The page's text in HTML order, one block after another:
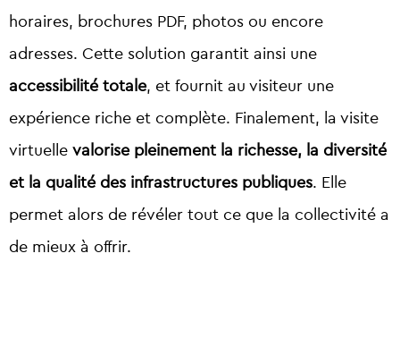
horaires, brochures PDF, photos ou encore
adresses. Cette solution garantit ainsi une
accessibilité totale, et fournit au visiteur une
expérience riche et complète. Finalement, la visite
virtuelle valorise pleinement la richesse, la diversité
et la qualité des infrastructures publiques. Elle
permet alors de révéler tout ce que la collectivité a
de mieux à offrir.